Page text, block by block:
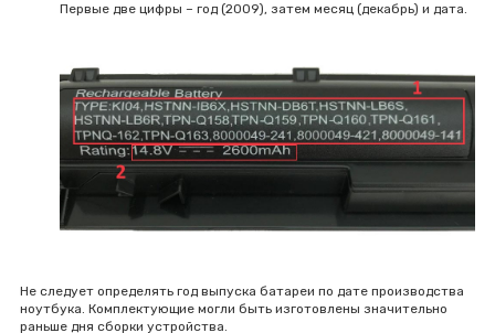
Первые две цифры – год (2009), затем месяц (декабрь) и дата.
Не следует определять год выпуска батареи по дате производства
ноутбука. Комплектующие могли быть изготовлены значительно
раньше дня сборки устройства.